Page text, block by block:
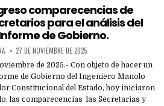
comparecencias de
para el análisis del
de Gobierno.
27 DE NOVIEMBRE DE 2025
de 2025.- Con objeto de hacer un
de Gobierno del Ingeniero Manolo
Constitucional del Estado, hoy iniciaron
las comparecencias las Secretarias y